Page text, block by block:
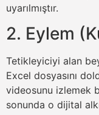
uyarılmıştır.
2. Eylem
Tetikleyiciyi alan
Excel dosyasını
videosunu izlemek
sonunda o dijital